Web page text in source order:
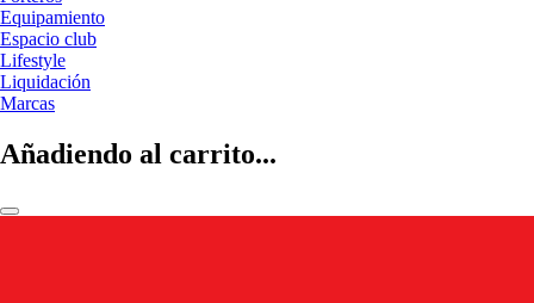
Equipamiento
Espacio club
Lifestyle
Liquidación
Marcas
Añadiendo al carrito...